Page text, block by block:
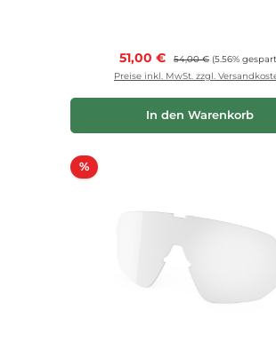
Verkaufspreis:
51,00 € Regulärer Preis:
54,00 € (5.56%
Preise inkl. MwSt. zzgl.
In den Warenkorb
%Rabatt